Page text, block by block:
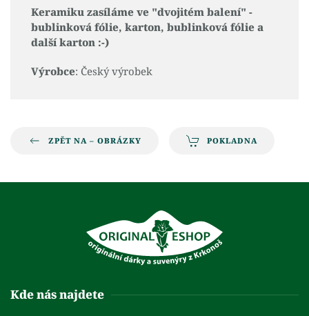
Keramiku zasíláme ve "dvojitém balení" -
bublinková fólie, karton, bublinková fólie a
další karton :-)
Výrobce: Český výrobek
ZPĚT NA – OBRÁZKY POKLADNA
Kde nás najdete